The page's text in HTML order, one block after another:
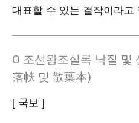
대표할 수 있는 걸작이라고
Ο 조선왕조실록 낙질 및
落帙 및 散葉本)
[ 국보 ]